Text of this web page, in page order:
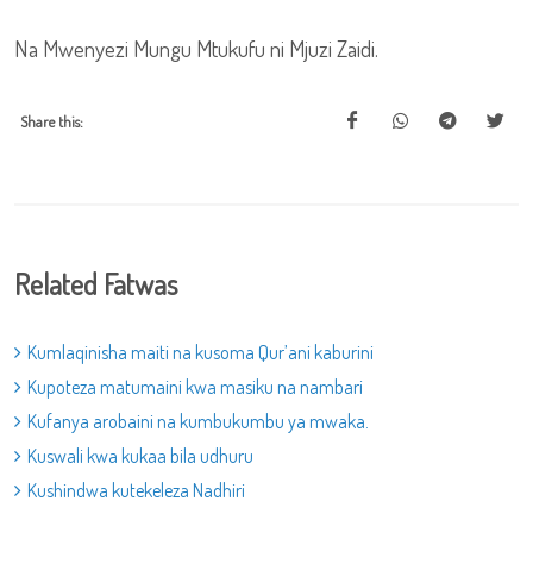
Na Mwenyezi Mungu Mtukufu ni Mjuzi Zaidi.
Share this:
Related Fatwas
Kumlaqinisha maiti na kusoma Qur’ani kaburini
Kupoteza matumaini kwa masiku na nambari
Kufanya arobaini na kumbukumbu ya mwaka.
Kuswali kwa kukaa bila udhuru
Kushindwa kutekeleza Nadhiri